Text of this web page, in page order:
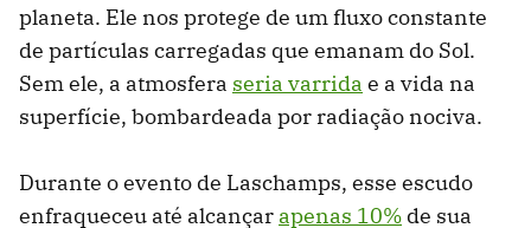
planeta. Ele nos protege de um fluxo constante
de partículas carregadas que emanam do Sol.
Sem ele, a atmosfera seria varrida e a vida na
superfície, bombardeada por radiação nociva.
Durante o evento de Laschamps, esse escudo
enfraqueceu até alcançar apenas 10% de sua